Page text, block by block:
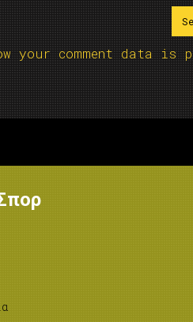
your comment data is